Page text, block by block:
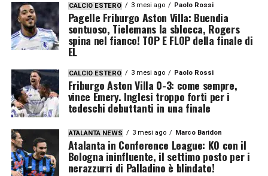
CALCIO ESTERO 3 mesi ago Paolo Rossi
Pagelle Friburgo Aston Villa: Buendia
sontuoso, Tielemans la sblocca, Rogers
spina nel fianco! TOP E FLOP della finale di
EL
CALCIO ESTERO 3 mesi ago Paolo Rossi
Friburgo Aston Villa 0-3: come sempre,
vince Emery. Inglesi troppo forti per i
tedeschi debuttanti in una finale
ATALANTA NEWS 3 mesi ago Marco Baridon
Atalanta in Conference League: KO con il
Bologna ininfluente, il settimo posto per i
nerazzurri di Palladino è blindato!